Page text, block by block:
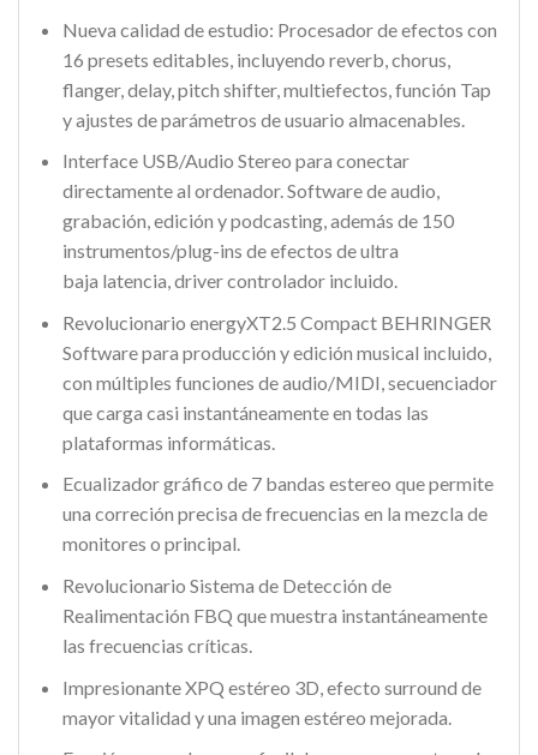
Nueva calidad de estudio: Procesador de efectos con
16 presets editables, incluyendo reverb, chorus,
flanger, delay, pitch shifter, multiefectos, función Tap
y ajustes de parámetros de usuario almacenables.
Interface USB/Audio Stereo para conectar
directamente al ordenador. Software de audio,
grabación, edición y podcasting, además de 150
instrumentos/plug-ins de efectos de ultra
baja latencia, driver controlador incluido.
Revolucionario energyXT2.5 Compact BEHRINGER
Software para producción y edición musical incluido,
con múltiples funciones de audio/MIDI, secuenciador
que carga casi instantáneamente en todas las
plataformas informáticas.
Ecualizador gráfico de 7 bandas estereo que permite
una correción precisa de frecuencias en la mezcla de
monitores o principal.
Revolucionario Sistema de Detección de
Realimentación FBQ que muestra instantáneamente
las frecuencias críticas.
Impresionante XPQ estéreo 3D, efecto surround de
mayor vitalidad y una imagen estéreo mejorada.